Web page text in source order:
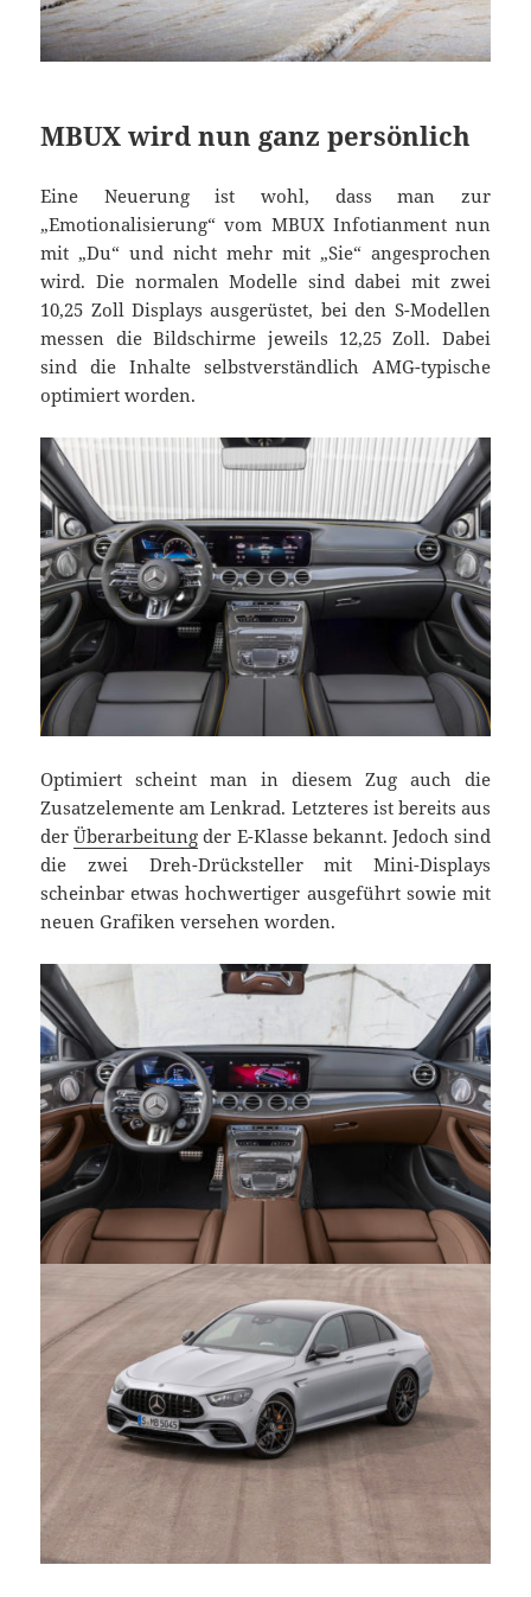
MBUX wird nun ganz persönlich
Eine Neuerung ist wohl, dass man zur
„Emotionalisierung“ vom MBUX Infotianment nun
mit „Du“ und nicht mehr mit „Sie“ angesprochen
wird. Die normalen Modelle sind dabei mit zwei
10,25 Zoll Displays ausgerüstet, bei den S-Modellen
messen die Bildschirme jeweils 12,25 Zoll. Dabei
sind die Inhalte selbstverständlich AMG-typische
optimiert worden.
Optimiert scheint man in diesem Zug auch die
Zusatzelemente am Lenkrad. Letzteres ist bereits aus
derÜberarbeitung der E-Klasse bekannt. Jedoch sind
die zwei Dreh-Drücksteller mit Mini-Displays
scheinbar etwas hochwertiger ausgeführt sowie mit
neuen Grafiken versehen worden.